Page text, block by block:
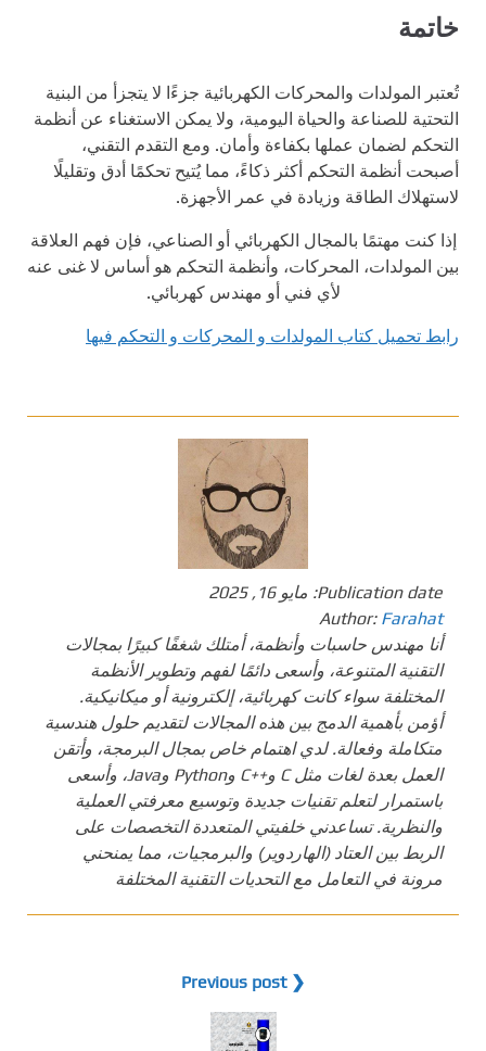
خاتمة
تُعتبر المولدات والمحركات الكهربائية جزءًا لا يتجزأ من البنية
التحتية للصناعة والحياة اليومية، ولا يمكن الاستغناء عن أنظمة
التحكم لضمان عملها بكفاءة وأمان. ومع التقدم التقني،
أصبحت أنظمة التحكم أكثر ذكاءً، مما يُتيح تحكمًا أدق وتقليلًا
لاستهلاك الطاقة وزيادة في عمر الأجهزة.
إذا كنت مهتمًا بالمجال الكهربائي أو الصناعي، فإن فهم العلاقة
بين المولدات، المحركات، وأنظمة التحكم هو أساس لا غنى عنه
لأي فني أو مهندس كهربائي.
رابط تحميل كتاب المولدات و المحركات و التحكم فيها
Publication date: مايو 16, 2025
Author: Farahat
أنا مهندس حاسبات وأنظمة، أمتلك شغفًا كبيرًا بمجالات
التقنية المتنوعة، وأسعى دائمًا لفهم وتطوير الأنظمة
المختلفة سواء كانت كهربائية، إلكترونية أو ميكانيكية.
أؤمن بأهمية الدمج بين هذه المجالات لتقديم حلول هندسية
متكاملة وفعالة. لدي اهتمام خاص بمجال البرمجة، وأتقن
العمل بعدة لغات مثل C و++C وPython وJava، وأسعى
باستمرار لتعلم تقنيات جديدة وتوسيع معرفتي العملية
والنظرية. تساعدني خلفيتي المتعددة التخصصات على
الربط بين العتاد (الهاردوير) والبرمجيات، مما يمنحني
مرونة في التعامل مع التحديات التقنية المختلفة
❮ Previous post